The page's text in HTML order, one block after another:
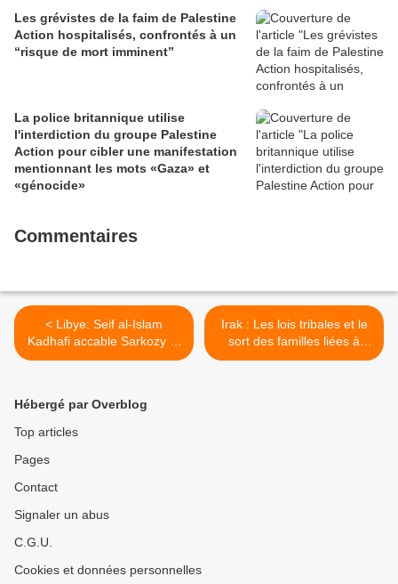
Les grévistes de la faim de Palestine
Action hospitalisés, confrontés à un
“risque de mort imminent”
La police britannique utilise
l'interdiction du groupe Palestine
Action pour cibler une manifestation
mentionnant les mots «Gaza» et
«génocide»
Commentaires
< Libye: Seif al-Islam
Kadhafi accable Sarkozy et
lance un appel à Macron
Irak : Les lois tribales et le
sort des familles liées à
l’Etat islamique >
Hébergé par Overblog
Top articles
Pages
Contact
Signaler un abus
C.G.U.
Cookies et données personnelles